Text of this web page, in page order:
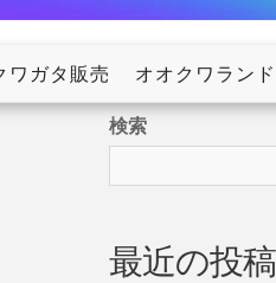
ワガタ販売 オオクワランド
検索
最近の投稿